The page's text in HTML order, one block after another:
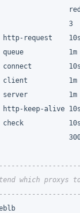
3
http-request    10s
queue           1m
connect         10s
client          1m
server          1m
http-keep-alive 10s
check           10s
which proxys to